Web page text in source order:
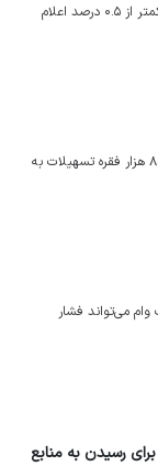
ویدیو/مدیرعامل بانک قرض‌الحسنه مهر ایران معوقات این بانک را کمتر از ۰.۵ درصد اعلام
ویدیو/بانک قرض الحسنه مهر ایران در سال گذشته ۳ میلیون و ۸۰۰ هزار فقره تسهیلات به
می‌تواند فشار
برای رسیدن به منابع